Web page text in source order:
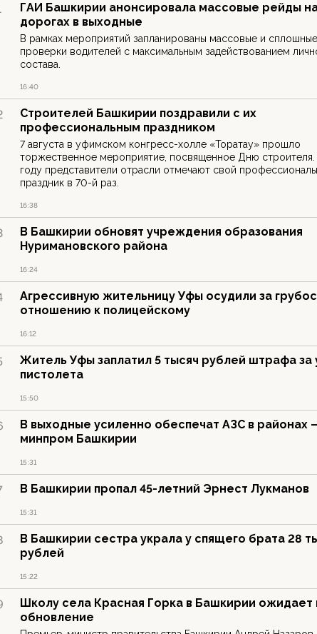
ГАИ Башкирии анонсировала массовые рейды
дорогах в выходные
В рамках мероприятий запланированы массовые и сплошные
проверки водителей с максимальным задействованием
состава.
16:40
Строителей Башкирии поздравили с их
профессиональным праздником
7 августа в уфимском конгресс-холле «Торатау» прошло
торжественное мероприятие, посвященное Дню
году представители отрасли отмечают свой
праздник в 70-й раз.
16:38
В Башкирии обновят учреждения образования
Нуримановского района
16:24
Агрессивную жительницу Уфы осудили за
отношению к полицейскому
16:12
Житель Уфы заплатил 5 тысяч рублей штрафа за
пистолета
15:50
В выходные усиленно обеспечат АЗС в районах –
минпром Башкирии
15:31
В Башкирии пропал 45-летний Эрнест Лукманов
15:31
В Башкирии сестра украла у спящего брата 28
рублей
15:22
Школу села Красная Горка в Башкирии ожидает
обновление